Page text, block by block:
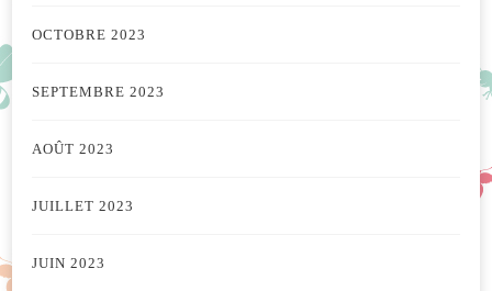
OCTOBRE 2023
SEPTEMBRE 2023
AOÛT 2023
JUILLET 2023
JUIN 2023